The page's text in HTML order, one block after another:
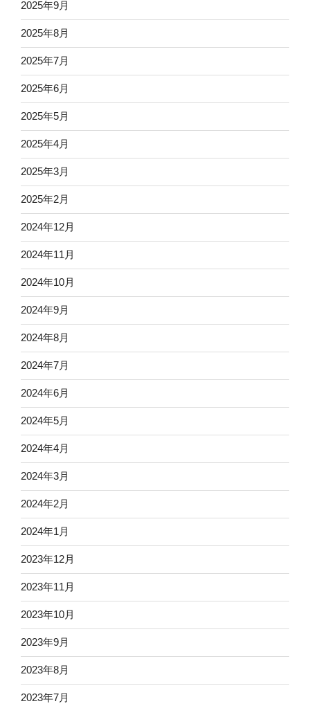
2025年9月
2025年8月
2025年7月
2025年6月
2025年5月
2025年4月
2025年3月
2025年2月
2024年12月
2024年11月
2024年10月
2024年9月
2024年8月
2024年7月
2024年6月
2024年5月
2024年4月
2024年3月
2024年2月
2024年1月
2023年12月
2023年11月
2023年10月
2023年9月
2023年8月
2023年7月